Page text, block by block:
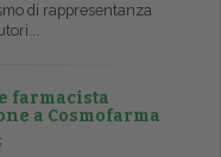
di rappresentanza
farmacista
a Cosmofarma